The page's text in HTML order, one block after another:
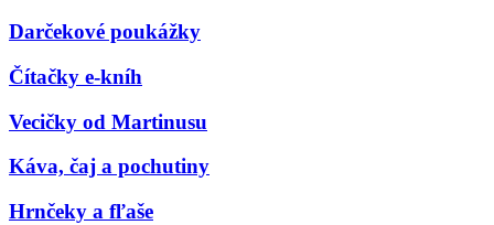
Darčekové poukážky
Čítačky e-kníh
Vecičky od Martinusu
Káva, čaj a pochutiny
Hrnčeky a fľaše